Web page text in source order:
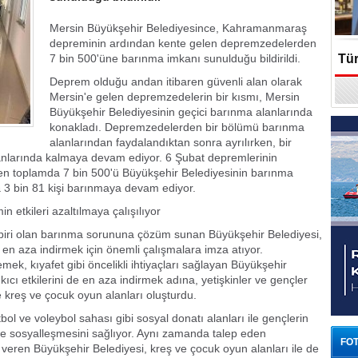
Mersin Büyükşehir Belediyesince, Kahramanmaraş
depreminin ardından kente gelen depremzedelerden
7 bin 500'üne barınma imkanı sunulduğu bildirildi.
Deprem olduğu andan itibaren güvenli alan olarak
Mersin'e gelen depremzedelerin bir kısmı, Mersin
Büyükşehir Belediyesinin geçici barınma alanlarında
konakladı. Depremzedelerden bir bölümü barınma
alanlarından faydalandıktan sonra ayrılırken, bir
kalmaya devam ediyor. 6 Şubat depremlerinin
toplamda 7 bin 500'ü Büyükşehir Belediyesinin barınma
bin 81 kişi barınmaya devam ediyor.
etkileri azaltılmaya çalışılıyor
olan barınma sorununa çözüm sunan Büyükşehir Belediyesi,
aza indirmek için önemli çalışmalara imza atıyor.
kıyafet gibi öncelikli ihtiyaçları sağlayan Büyükşehir
etkilerini de en aza indirmek adına, yetişkinler ve gençler
ve çocuk oyun alanları oluşturdu.
ve voleybol sahası gibi sosyal donatı alanları ile gençlerin
sağlıyor. Aynı zamanda talep eden
Büyükşehir Belediyesi, kreş ve çocuk oyun alanları ile de